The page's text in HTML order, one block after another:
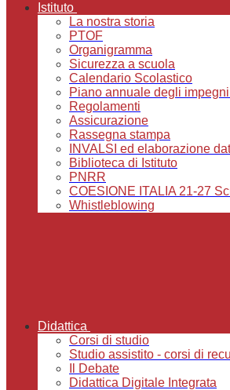
Istituto
La nostra storia
PTOF
Organigramma
Sicurezza a scuola
Calendario Scolastico
Piano annuale degli
Regolamenti
Assicurazione
Rassegna stampa
INVALSI ed elaborazione
Biblioteca di Istituto
PNRR
COESIONE ITALIA 21-27
Whistleblowing
Didattica
Corsi di studio
Studio assistito - corsi di
Il Debate
Didattica Digitale Integrata